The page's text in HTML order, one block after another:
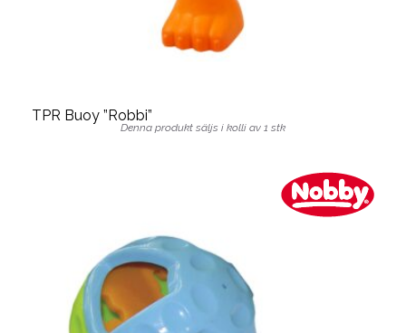
TPR Buoy ”Robbi”
Denna produkt säljs i kolli av 1 stk